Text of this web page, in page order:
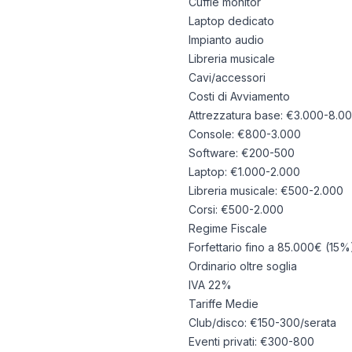
Laptop dedicato
Impianto audio
Libreria musicale
Cavi/accessori
Costi di Avviamento
Attrezzatura base: €3.000-
Console: €800-3.000
Software: €200-500
Laptop: €1.000-2.000
Libreria musicale: €500-2.000
Corsi: €500-2.000
Regime Fiscale
Forfettario fino a 85.000€
Ordinario oltre soglia
IVA 22%
Tariffe Medie
Club/disco: €150-300/serata
Eventi privati: €300-800